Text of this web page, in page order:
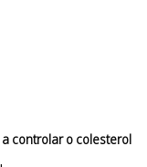
controlar o colesterol